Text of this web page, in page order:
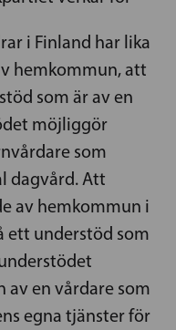
i Finland har lika
hemkommun, att
som är av en
möjliggör
som
dagvård. Att
av hemkommun i
ett understöd som
en vårdare som
egna tjänster för